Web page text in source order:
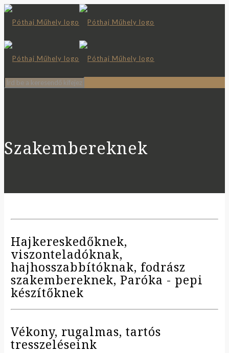
Szakembereknek
Hajkereskedőknek,
viszonteladóknak,
hajhosszabbítóknak, fodrász
szakembereknek, Paróka - pepi
készítőknek
Vékony, rugalmas, tartós
tresszeléseink